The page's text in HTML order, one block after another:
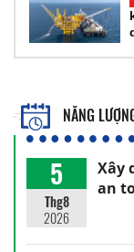
NĂNG
5
Thg8
2026
Xây
an